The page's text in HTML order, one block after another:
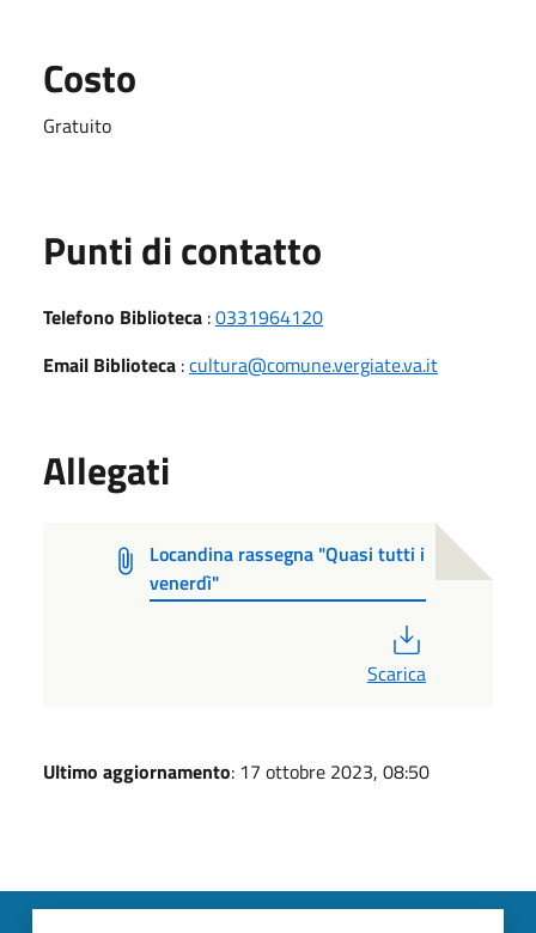
Costo
Gratuito
Punti di contatto
Telefono Biblioteca :0331964120
Email Biblioteca :cultura@comune.vergiate.va.it
Allegati
Locandina rassegna "Quasi tutti i
venerdì"
Scarica
Ultimo aggiornamento: 17 ottobre 2023, 08:50